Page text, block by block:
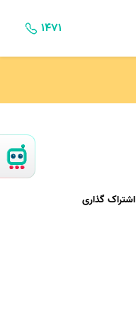
۱۴۷۱
اشتراک گذاری